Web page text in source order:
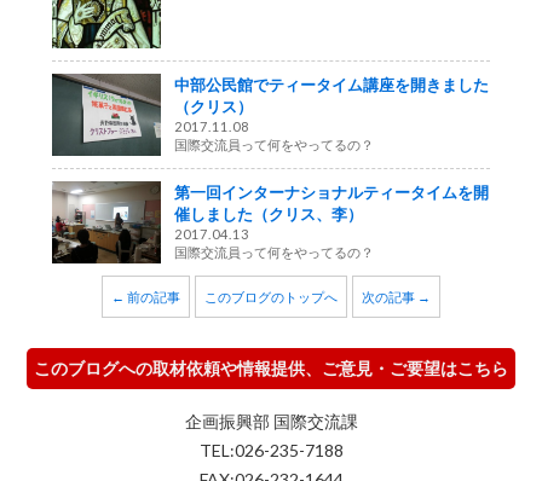
中部公民館でティータイム講座を開きました
（クリス）
2017.11.08
国際交流員って何をやってるの？
第一回インターナショナルティータイムを開
催しました（クリス、李）
2017.04.13
国際交流員って何をやってるの？
← 前の記事 このブログのトップへ 次の記事 →
このブログへの取材依頼や情報提供、ご意見・ご要望はこちら
企画振興部 国際交流課
TEL:026-235-7188